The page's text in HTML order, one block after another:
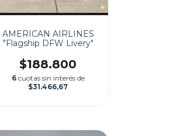
AMERICAN AIRLINES
"Flagship DFW Livery"
$188.800
6 cuotas sin interés de
$31.466,67